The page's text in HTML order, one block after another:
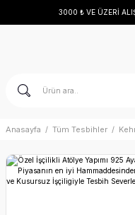
3000 ₺ VE ÜZERİ
Anasayfa Tüm Tesbihler